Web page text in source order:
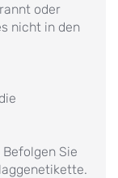
oder
nicht in den
Befolgen Sie